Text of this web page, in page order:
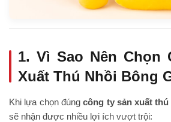
1. Vì Sao Nên Chọn
Xuất Thú Nhồi Bông
Khi lựa chọn đúngcông ty sản xuất
sẽ nhận được nhiều lợi ích vượt trội: